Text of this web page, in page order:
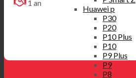
Huawei p
P30
P20
P10 Plus
P10
P9 Plus
P9
P8
1 an